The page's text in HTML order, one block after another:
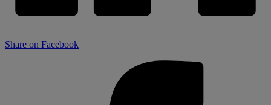
Share on Facebook